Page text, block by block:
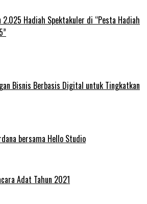
2.025 Hadiah Spektakuler di “Pesta Hadiah
Bisnis Berbasis Digital untuk Tingkatkan
bersama Hello Studio
Adat Tahun 2021